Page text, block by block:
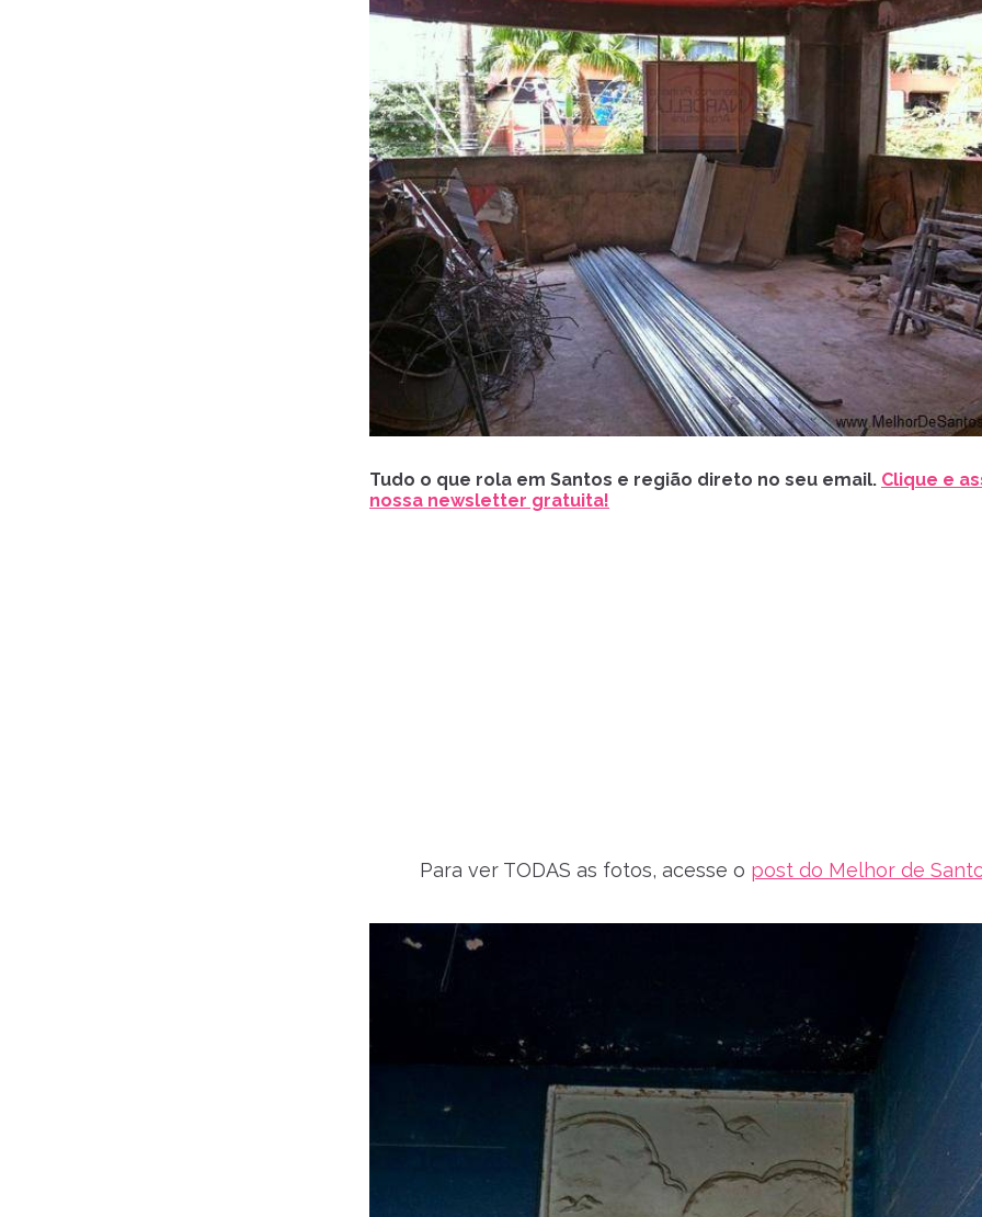
Tudo o que rola em Santos e região direto no seu email. Clique e
nossa newsletter gratuita!
Para ver TODAS as fotos, acesse o post do Melhor de